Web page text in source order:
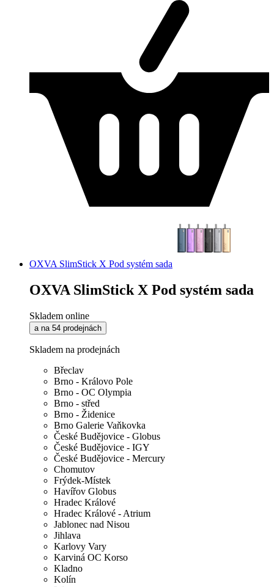
OXVA SlimStick X Pod systém sada
OXVA SlimStick X Pod systém sada
Skladem online
a na 54 prodejnách
Skladem na prodejnách
Břeclav
Brno - Královo Pole
Brno - OC Olympia
Brno - střed
Brno - Židenice
Brno Galerie Vaňkovka
České Budějovice - Globus
České Budějovice - IGY
České Budějovice - Mercury
Chomutov
Frýdek-Místek
Havířov Globus
Hradec Králové
Hradec Králové - Atrium
Jablonec nad Nisou
Jihlava
Karlovy Vary
Karviná OC Korso
Kladno
Kolín